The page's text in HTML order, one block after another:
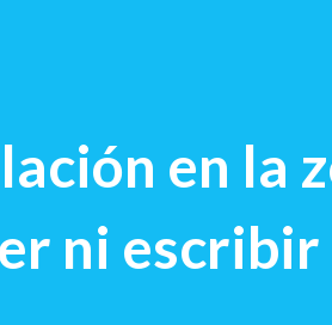
en la
ni escribir